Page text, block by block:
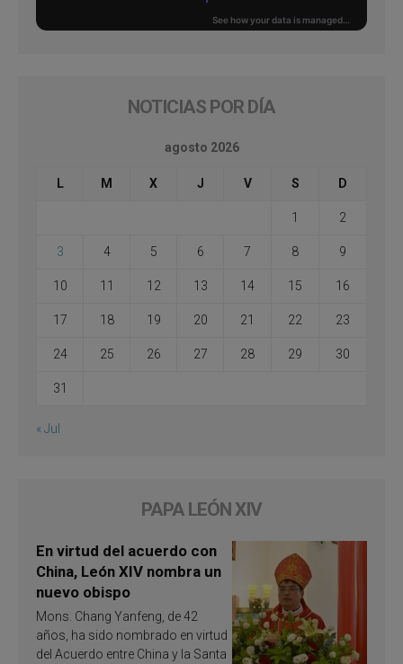
NOTICIAS POR DÍA
agosto 2026
L M X J V S D
1 2
3 4 5 6 7 8 9
10 11 12 13 14 15 16
17 18 19 20 21 22 23
24 25 26 27 28 29 30
31
« Jul
PAPA LEÓN XIV
En virtud del acuerdo con
China, León XIV nombra un
nuevo obispo
Mons. Chang Yanfeng, de 42
años, ha sido nombrado en virtud
del Acuerdo entre China y la Santa